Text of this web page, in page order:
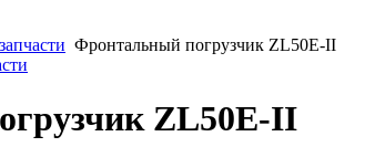
Фронтальный погрузчик ZL50E-II
ZL50E-II